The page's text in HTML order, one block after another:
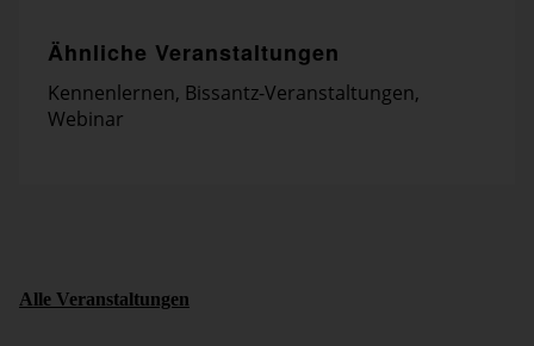
Ähnliche Veranstaltungen
Kennenlernen, Bissantz-Veranstaltungen,
Webinar
Alle Veranstaltungen